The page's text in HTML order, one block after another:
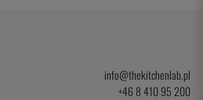
info@thekitchenlab.pl
+46 8 410 95 200